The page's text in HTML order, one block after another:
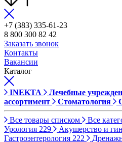
+7 (383) 335-61-23
8 800 300 82 42
Заказать звонок
Контакты
Вакансии
Каталог
INEKTA Лечебные
ассортимент
Стоматология
Все товары списком Все
Урология 229 Акушерство и
Гастроэнтерология 222